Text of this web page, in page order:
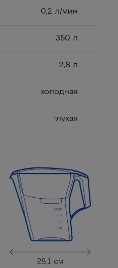
0,2 л/мин
350 л
2,8 л
холодная
глухая